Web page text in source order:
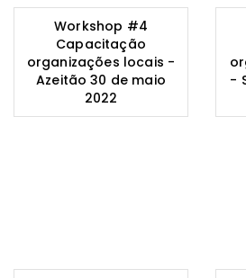
Workshop #4
Capacitação
organizações locais -
Azeitão 30 de maio
2022
-